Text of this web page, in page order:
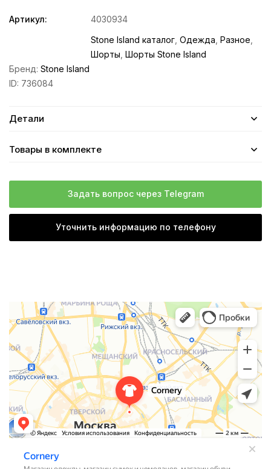
Артикул:
4030934
Stone Island каталог Одежда Разное
Шорты Шорты Stone Island
Бренд: Stone Island
ID: 736084
Детали
Товары в комплекте
Задать вопрос через Telegram
Уточнить информацию по телефону